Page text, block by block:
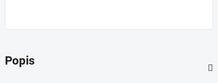
Popis